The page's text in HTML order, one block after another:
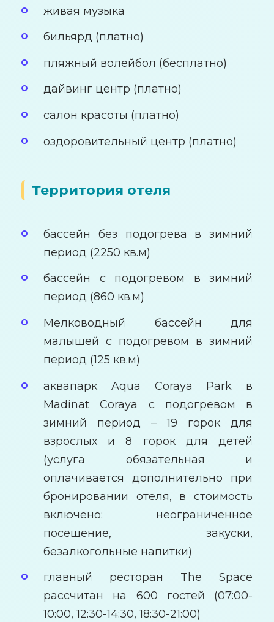
живая музыка
бильярд (платно)
пляжный волейбол (бесплатно)
дайвинг центр (платно)
салон красоты (платно)
оздоровительный центр (платно)
Территория отеля
бассейн без подогрева в зимний
период (2250 кв.м)
бассейн с подогревом в зимний
период (860 кв.м)
Мелководный бассейн для
малышей с подогревом в зимний
период (125 кв.м)
аквапарк Aqua Coraya Park в
Madinat Coraya с подогревом в
зимний период – 19 горок для
взрослых и 8 горок для детей
(услуга обязательная и
оплачивается дополнительно при
бронировании отеля, в стоимость
включено: неограниченное
посещение, закуски,
безалкогольные напитки)
главный ресторан The Space
рассчитан на 600 гостей (07:00-
10:00, 12:30-14:30, 18:30-21:00)